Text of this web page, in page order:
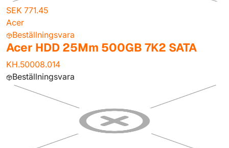
SEK 771.45
Acer
Beställningsvara
Acer HDD 25Mm 500GB 7K2 SATA
KH.50008.014
Beställningsvara